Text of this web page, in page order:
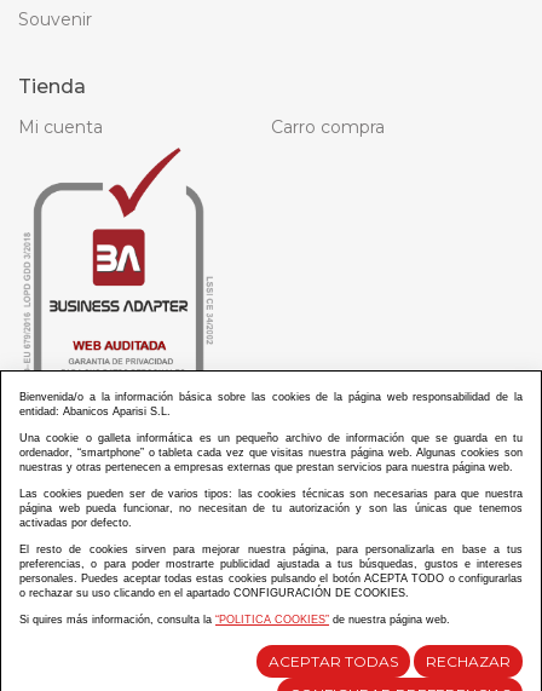
Souvenir
Tienda
Mi cuenta Carro compra
ABANICOS APARISI S.L. ha recibido por parte de La Generalitat Valenciana, la cantidad de
100.000 € en apoyo al proyecto HISOLV/2021/3933/46 del PLAN EMPRESARIAL “PLAN RESISITIR
ABANICOS APARISI S.L. ha recibido por parte de La Generalitat Valenciana, la cantidad de 7.000
€ en apoyo al proyecto CMARTE/2021/265/46 del PLAN AYUDAS DIRECTAS ARTESANIA “CMARTE”.
Diseño y desarrollo web Im3diA comunicación
Bienvenida/o a la información básica sobre las cookies de la página web responsabilidad de la
entidad: Abanicos Aparisi S.L.
Una cookie o galleta informática es un pequeño archivo de información que se guarda en tu
ordenador, “smartphone” o tableta cada vez que visitas nuestra página web. Algunas cookies son
nuestras y otras pertenecen a empresas externas que prestan servicios para nuestra página web.
Las cookies pueden ser de varios tipos: las cookies técnicas son necesarias para que nuestra
página web pueda funcionar, no necesitan de tu autorización y son las únicas que tenemos
activadas por defecto.
El resto de cookies sirven para mejorar nuestra página, para personalizarla en base a tus
preferencias, o para poder mostrarte publicidad ajustada a tus búsquedas, gustos e intereses
personales. Puedes aceptar todas estas cookies pulsando el botón ACEPTA TODO o configurarlas
o rechazar su uso clicando en el apartado CONFIGURACIÓN DE COOKIES.
Si quires más información, consulta la “POLITICA COOKIES” de nuestra página web.
ACEPTAR TODAS
RECHAZAR